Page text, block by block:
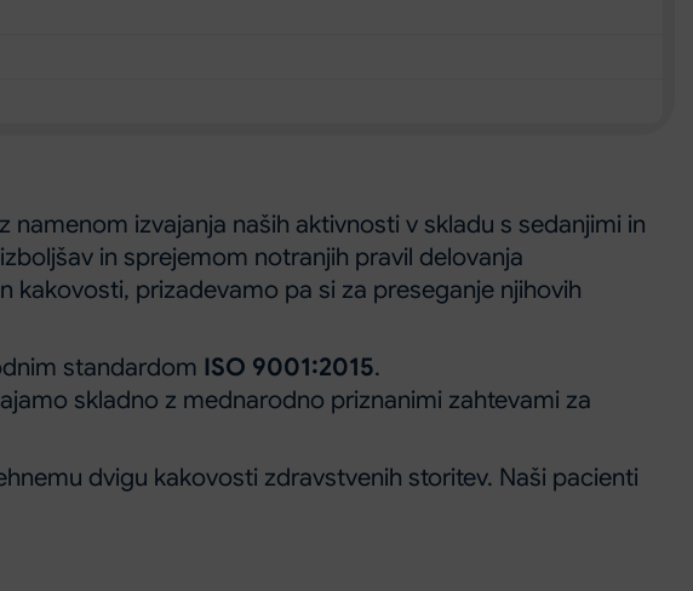
izvajanja naših aktivnosti v skladu s sedanjimi in
in sprejemom notranjih pravil delovanja
prizadevamo pa si za preseganje njihovih
standardom ISO 9001:2015.
skladno z mednarodno priznanimi zahtevami za
dvigu kakovosti zdravstvenih storitev. Naši pacienti